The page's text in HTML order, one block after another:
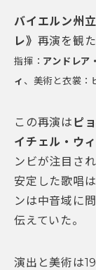
バイエルン州
レ》 再演を観た
指揮： アンドレア
ィ 、美術と衣裳：
この再演は ピ
イチェル・ウ
ンビが注目さ
安定した歌唱
ンは中音域に
伝えていた。
演出と美術は